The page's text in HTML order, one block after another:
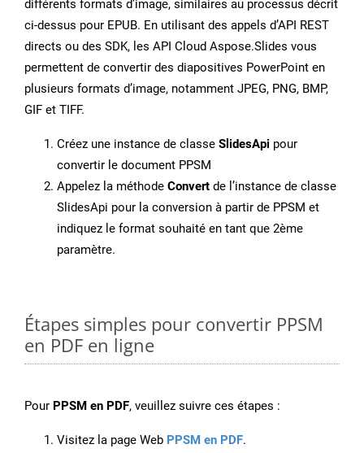
différents formats d’image, similaires au processus décrit
ci-dessus pour EPUB. En utilisant des appels d’API REST
directs ou des SDK, les API Cloud Aspose.Slides vous
permettent de convertir des diapositives PowerPoint en
plusieurs formats d’image, notamment JPEG, PNG, BMP,
GIF et TIFF.
Créez une instance de classe SlidesApi pour
convertir le document PPSM
Appelez la méthode Convert de l’instance de classe
SlidesApi pour la conversion à partir de PPSM et
indiquez le format souhaité en tant que 2ème
paramètre.
Étapes simples pour convertir PPSM
en PDF en ligne
Pour PPSM en PDF, veuillez suivre ces étapes :
Visitez la page Web PPSM en PDF.